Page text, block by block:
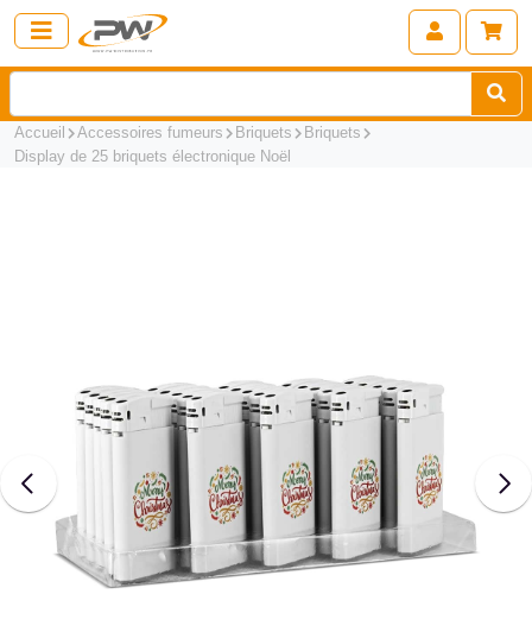
Accueil Accessoires fumeurs Briquets
Briquets
Display de 25 briquets électronique Noël